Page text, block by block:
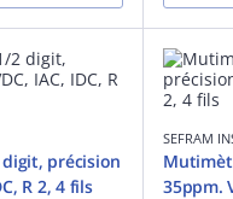
précision
R 2, 4 fils
SEFRAM
35ppm.